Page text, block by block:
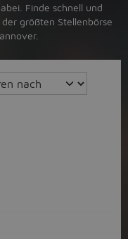
Finde schnell und
größten Stellenbörse